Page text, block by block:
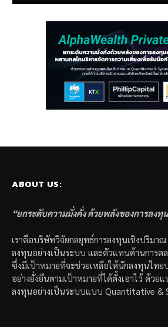
ABOUT US:
“ยกระดับความมั่งคั่ง ด้วยพลังของการลงทุ
เราคือบริษัทวิจัยกลยุทธ์การลงทุนเชิงปริมา
ลงทุนอย่างเป็นระบบ และตัวแทนด้านการต
ซึ่งมีเป้าหมายที่จะช่วยเหลือให้นักลงทุนไทย
อย่างยั่งยืนตามเป้าหมายที่ได้ตั้งเอาไว้ ด้วย
ลงทุนอย่างเป็นระบบแบบ Quantitative &